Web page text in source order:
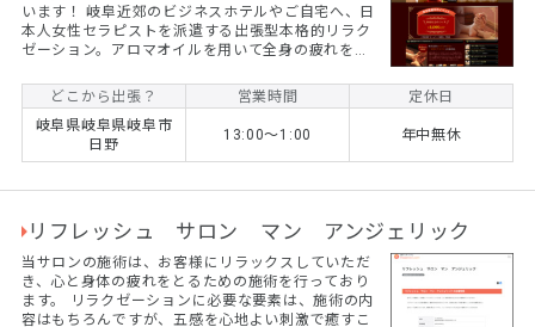
います！ 岐阜近郊のビジネスホテルやご自宅へ、日
本人女性セラピストを派遣する出張型本格的リラク
ゼーション。アロマオイルを用いて全身の疲れを癒
ピスト大募集中です！未経験者でも大丈夫です！
どこから出張？ 営業時間
定休日
岐阜県岐阜県岐阜市
日野
13:00～1:00 年中無休
リフレッシュ サロン マン アンジェリック
当サロンの施術は、お客様にリラックスしていただ
き、心と身体の疲れをとるための施術を行っており
ます。 リラクゼーションに必要な要素は、施術の内
容はもちろんですが、五感を心地よい刺激で癒すこ